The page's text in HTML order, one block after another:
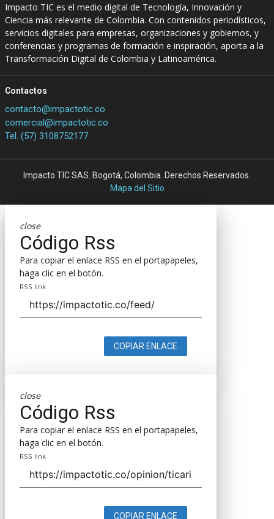
Impacto TIC es el medio digital de Tecnología, Innovación y
Ciencia más relevante de Colombia. Con contenidos periodísticos,
servicios digitales para empresas, organizaciones y gobiernos, y
conferencias y programas de formación e inspiración, aporta a la
Transformación Digital de Colombia y Latinoamérica.
Contactos
contacto@impactotic.co
comercial@impactotic.co
Tel. (57) 3108752177
Impacto TIC SAS. Bogotá, Colombia. Derechos Reservados.
Mapa del Sitio
close
Código Rss
Para copiar el enlace RSS en el portapapeles,
haga clic en el botón.
RSS link
COPIAR ENLACE
close
Código Rss
Para copiar el enlace RSS en el portapapeles,
haga clic en el botón.
RSS link
COPIAR ENLACE